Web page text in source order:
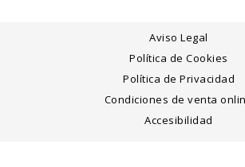
Aviso Legal
Política de Cookies
Política de Privacidad
Condiciones de venta
Accesibilidad